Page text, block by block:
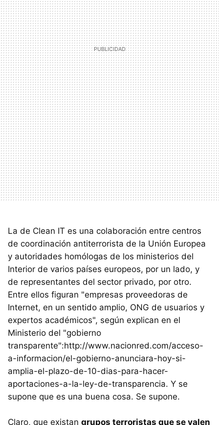
La de Clean IT es una colaboración entre centros
de coordinación antiterrorista de la Unión Europea
y autoridades homólogas de los ministerios del
Interior de varios países europeos, por un lado, y
de representantes del sector privado, por otro.
Entre ellos figuran "empresas proveedoras de
Internet, en un sentido amplio, ONG de usuarios y
expertos académicos", según explican en el
Ministerio del "gobierno
transparente":http://www.nacionred.com/acceso-
a-informacion/el-gobierno-anunciara-hoy-si-
amplia-el-plazo-de-10-dias-para-hacer-
aportaciones-a-la-ley-de-transparencia. Y se
supone que es una buena cosa. Se supone.
Claro, que existan grupos terroristas que se valen